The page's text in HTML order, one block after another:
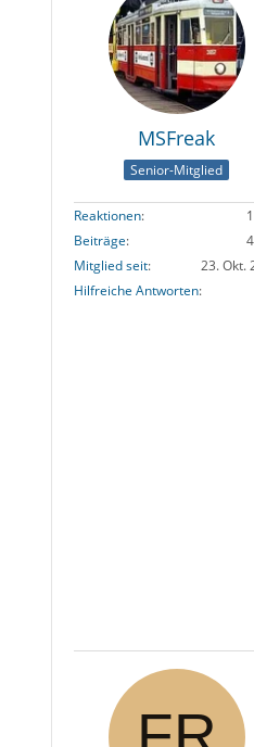
MSFreak
Senior-Mitglied
Reaktionen
Beiträge
Mitglied seit
23. Okt.
Hilfreiche Antworten